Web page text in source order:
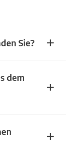
Sie?
dem